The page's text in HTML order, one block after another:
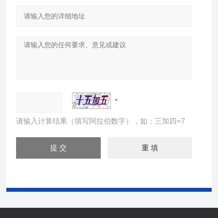
请输入计算结果（填写阿拉伯数字），如：三加四=7